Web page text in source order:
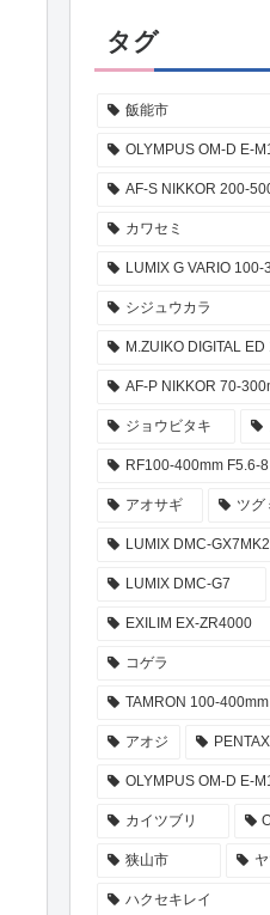
タグ
飯能市
OLYMPUS OM-D E-
AF-S NIKKOR 200-
カワセミ
LUMIX G VARIO
シジュウカラ
M.ZUIKO DIGITAL
AF-P NIKKOR 70-
ジョウビタキ
RF100-400mm F5.6-8
アオサギ ツグ
LUMIX DMC-GX7MK2
LUMIX DMC-G7
EXILIM EX-ZR4000
コゲラ
TAMRON 100-
アオジ
OLYMPUS OM-D E-
カイツブリ
狭山市
ハクセキレイ